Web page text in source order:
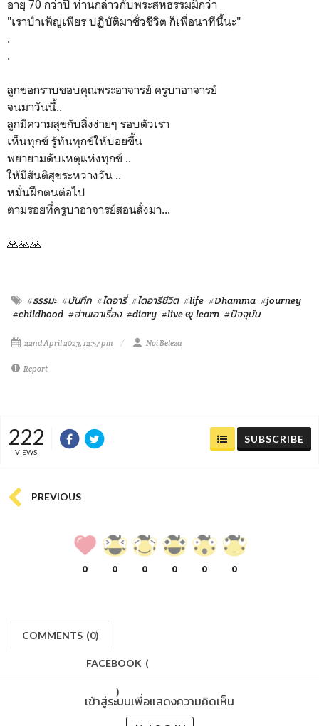
อายุ 70 กว่าปี ท่านกล่าวกับพระสหธรรมมิกว่า
"เราบำเพ็ญเพียร ปฏิบัติมาชั่วชีวิต ก็เพื่อนาทีนี้นะ"
.
.
ลูกขอกราบขอบคุณพระอาจารย์ ครูบาอาจารย์
จนมาวันนี้..
ลูกมีความสุขกับสิ่งง่ายๆ รอบตัวเรา
เห็นทุกข์ รู้ทันทุกข์ให้บ่อยขึ้น
พยายามดับเหตุแห่งทุกข์ ..
ให้มีสันติสุขระหว่างวัน ..
หมั่นฝึกตนต่อไป
ตามรอยที่ครูบาอาจารย์สอนสั่งมา...
🙏🙏🙏
#ธรรมะ #บันทึก #ไดอารี่ #ไดอารีชีวิต #life #Dhamma #journey
#childhood #อ่านเอาเรื่อง #diary #live & learn #ปัจจุบัน
22nd April 2023, 12:57 pm Noi Beleza
Report
222
VIEWS
SUBSCRIBE
PREVIOUS
0 0 0 0 0 0
COMMENTS (0)
FACEBOOK (
)
เข้าสู่ระบบเพื่อแสดงความคิดเห็น